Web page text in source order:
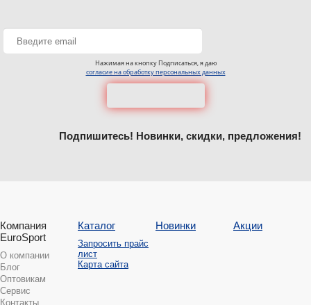
Нажимая на кнопку Подписаться, я даю
согласие на обработку персональных данных
Подпишитесь! Новинки, скидки, предложения!
Компания
EuroSport
О компании
Блог
Оптовикам
Сервис
Контакты
Каталог
Запросить прайс
лист
Карта сайта
Новинки Акции